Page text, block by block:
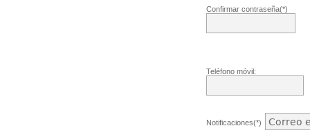
Confirmar contraseña(*)
Teléfono móvil:
Notificaciones(*)